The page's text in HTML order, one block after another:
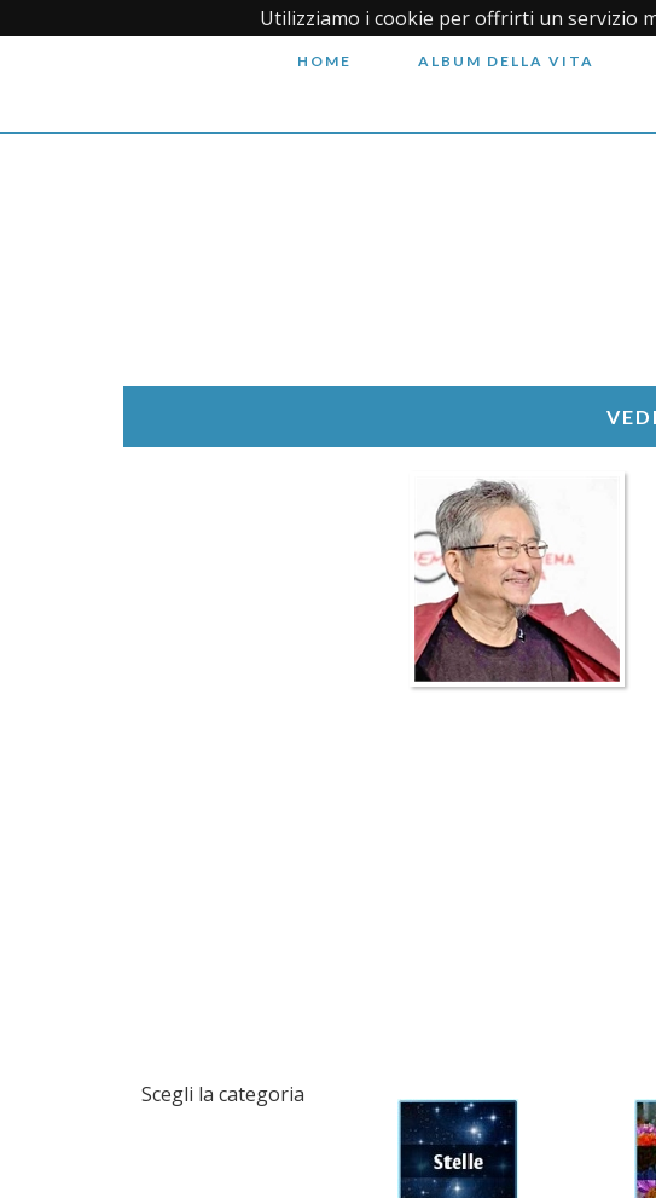
Utilizziamo i cookie per offrirti un servizio
HOME ALBUM DELLA VITA
Scegli la categoria